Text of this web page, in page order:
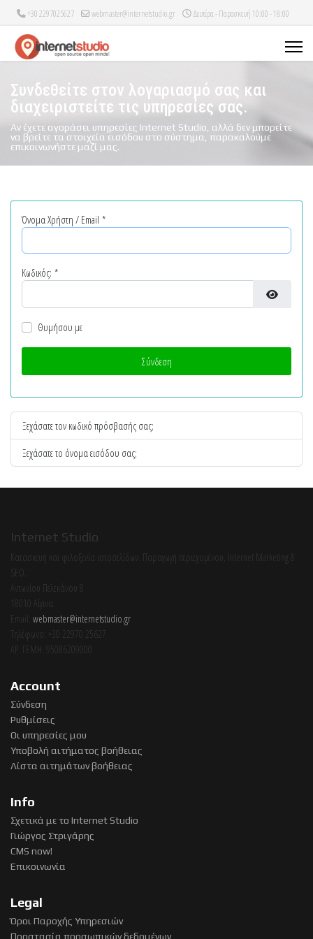
+30 2297025627 webmaster@internetstudio.gr Δευτέρα - Παρασκευή 10:00 - 18:00
Συνδεθείτε στον λογαριασμό σας και
διαχειριστείτε τις υπηρεσίες σας.
Αν έχετε αγοράσει υπηρεσίες Internet Studio, αλλά δεν μπορείτε
να βρείτε τα στοιχεία εισόδου στο σύστημα, παρακαλούμε
επικοινωνήστε μαζί μας.
Όνομα Χρήστη / Email *
Κωδικός: *
Θυμήσου με
Σύνδεση
Ξεχάσατε τον κωδικό πρόσβασής σας;
Ξεχάσατε το όνομα εισόδου σας;
Internet Studio
Κατασκευή και φιλοξενία ιστοσελίδων. Παραγωγή περιεχομένου, Internet Marketing &
Αντωνίου Πελεκάνου 8
Email: webmaster@internetstudio.gr
Τηλέφωνο: +30 22970 25627
ΑΡ. ΓΕΜΗ: 95086209000
Account
Σύνδεση
Ρυθμίσεις
Οι υπηρεσίες μου
Υποβολή αιτήματος βοήθειας
Λίστα αιτημάτων βοήθειας
Info
Σχετικά με το Internet Studio
Γιώργος Στριγάρης
CMS now!
Επικοινωνία
Legal
Όροι Παροχής Υπηρεσιών
Προστασία προσωπικών δεδομένων